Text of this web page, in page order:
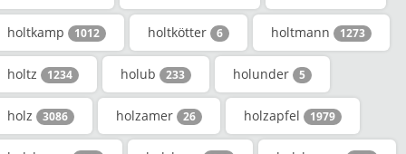
holtkamp 1012 holtkötter 6 holtmann 1273
holtz 1234 holub 233 holunder 5
holz 3086 holzamer 26 holzapfel 1979